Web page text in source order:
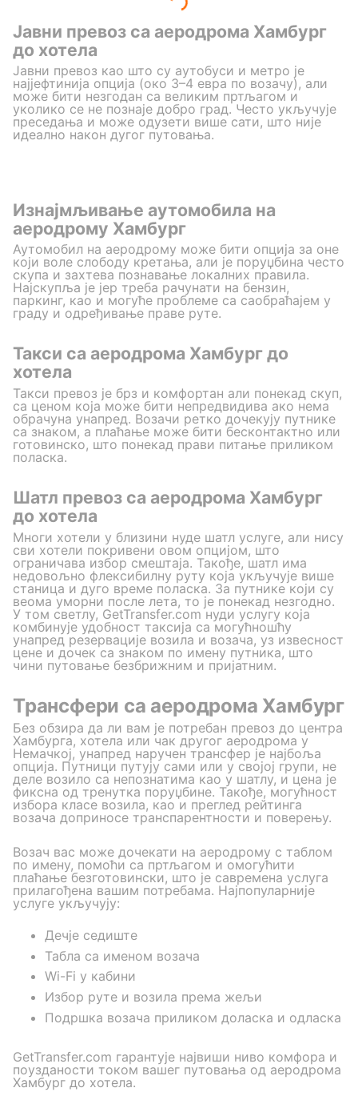
Јавни превоз са аеродрома Хамбург
до хотела
Јавни превоз као што су аутобуси и метро је
најјефтинија опција (око 3–4 евра по возачу), али
може бити незгодан са великим пртљагом и
уколико се не познаје добро град. Често укључује
преседања и може одузети више сати, што није
идеално након дугог путовања.
Изнајмљивање аутомобила на
аеродрому Хамбург
Аутомобил на аеродрому може бити опција за оне
који воле слободу кретања, али је поруџбина често
скупа и захтева познавање локалних правила.
Најскупља је јер треба рачунати на бензин,
паркинг, као и могуће проблеме са саобраћајем у
граду и одређивање праве руте.
Такси са аеродрома Хамбург до
хотела
Такси превоз је брз и комфортан али понекад скуп,
са ценом која може бити непредвидива ако нема
обрачунa унапред. Возачи ретко дочекују путнике
са знаком, а плаћање може бити бесконтактно или
готовинско, што понекад прави питање приликом
поласка.
Шатл превоз са аеродрома Хамбург
до хотела
Многи хотели у близини нуде шатл услуге, али нису
сви хотели покривени овом опцијом, што
ограничава избор смештаја. Такође, шатл има
недовољно флексибилну руту која укључује више
станица и дуго време поласка. За путнике који су
веома уморни после лета, то је понекад незгодно.
У том светлу, GetTransfer.com нуди услугу која
комбинује удобност таксија са могућношћу
унапред резервације возила и возача, уз извесност
цене и дочек са знаком по имену путника, што
чини путовање безбрижним и пријатним.
Трансфери са аеродрома Хамбург
Без обзира да ли вам је потребан превоз до центра
Хамбурга, хотелa или чак другог аеродрома у
Немачкој, унапред наручен трансфер је најбоља
опција. Путници путују сами или у својој групи, не
деле возило са непознатима као у шатлу, и цена је
фиксна од тренутка поруџбине. Такође, могућност
избора класе возила, као и преглед рейтинга
возача доприносе транспарентности и поверењу.
Возач вас може дочекати на аеродрому с таблом
по имену, помоћи са пртљагом и омогућити
плаћање безготовински, што је савремена услуга
прилагођена вашим потребама. Најпопуларније
услуге укључују:
Дечје седиште
Табла са именом возача
Wi-Fi у кабини
Избор руте и возила према жељи
Подршка возача приликом доласка и одласка
GetTransfer.com гарантује највиши ниво комфора и
поузданости током вашег путовања од аеродрома
Хамбург до хотела.